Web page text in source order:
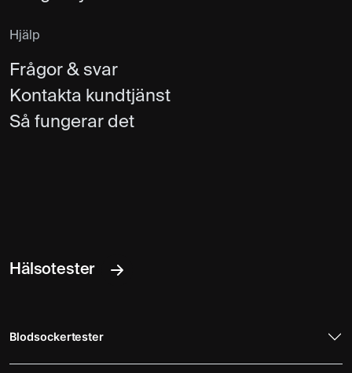
Hjälp
Frågor & svar
Kontakta kundtjänst
Så fungerar det
Hälsotester
Blodsockertester